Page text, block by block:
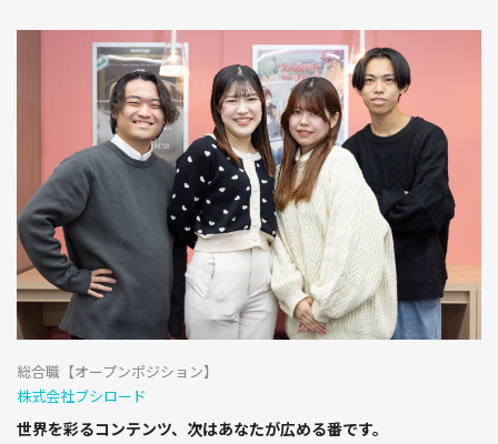
総合職【オープンポジション】
株式会社ブシロード
世界を彩るコンテンツ、次はあなたが広める番です。